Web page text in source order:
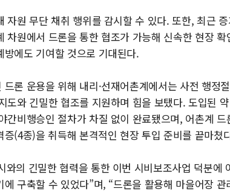
자원 무단 채취 행위를 감시할 수 있다. 또한, 최근
차원에서 드론을 통한 협조가 가능해 신속한 현장
에도 기여할 것으로 기대된다.
론 운용을 위해 내리·선재어촌계에서는 사전 행정
도와 긴밀한 협조를 지원하며 힘을 보탰다. 도입된
간비행승인 절차가 차질 없이 완료됐으며, 어촌계
(4종)을 취득해 본격적인 현장 투입 준비를 끝마쳤
와의 긴밀한 협력을 통한 이번 시비보조사업 덕분에
구축할 수 있었다”며, “드론을 활용해 마을어장